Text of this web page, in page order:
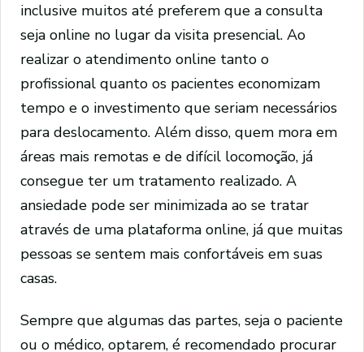
inclusive muitos até preferem que a consulta
seja online no lugar da visita presencial. Ao
realizar o atendimento online tanto o
profissional quanto os pacientes economizam
tempo e o investimento que seriam necessários
para deslocamento. Além disso, quem mora em
áreas mais remotas e de difícil locomoção, já
consegue ter um tratamento realizado. A
ansiedade pode ser minimizada ao se tratar
através de uma plataforma online, já que muitas
pessoas se sentem mais confortáveis em suas
casas.
Sempre que algumas das partes, seja o paciente
ou o médico, optarem, é recomendado procurar